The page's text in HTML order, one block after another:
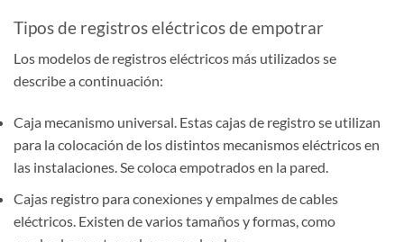
Tipos de registros eléctricos de empotrar
Los modelos de registros eléctricos más utilizados se
describe a continuación:
Caja mecanismo universal. Estas cajas de registro se utilizan
para la colocación de los distintos mecanismos eléctricos en
las instalaciones. Se coloca empotrados en la pared.
Cajas registro para conexiones y empalmes de cables
eléctricos. Existen de varios tamaños y formas, como